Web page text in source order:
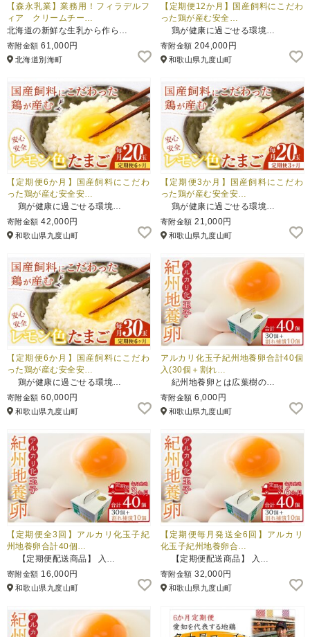
【森永乳業】業務用！フィラデルフ
ィア クリームチー…
北海道の新鮮な生乳から作ら…
寄附金額 61,000円
北海道別海町
【定期便12か月】国産飼料にこだわ
った鶏が産む安全…
鶏が健康に過ごせる環境…
寄附金額 204,000円
和歌山県九度山町
【定期便6か月】国産飼料にこだわ
った鶏が産む安全安…
鶏が健康に過ごせる環境…
寄附金額 42,000円
和歌山県九度山町
【定期便3か月】国産飼料にこだわ
った鶏が産む安全安…
鶏が健康に過ごせる環境…
寄附金額 21,000円
和歌山県九度山町
【定期便6か月】国産飼料にこだわ
った鶏が産む安全安…
鶏が健康に過ごせる環境…
寄附金額 60,000円
和歌山県九度山町
アルカリ化玉子紀州地養卵合計40個
入(30個＋割れ…
紀州地養卵とは広葉樹の…
寄附金額 6,000円
和歌山県九度山町
【定期便全3回】アルカリ化玉子紀
州地養卵合計40個…
【定期便配送商品】 入…
寄附金額 16,000円
和歌山県九度山町
【定期便毎月発送全6回】アルカリ
化玉子紀州地養卵合…
【定期便配送商品】 入…
寄附金額 32,000円
和歌山県九度山町